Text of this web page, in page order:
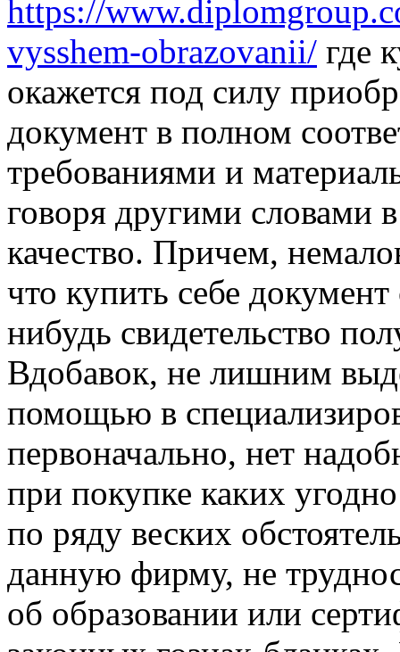
https://
vysshem-obrazovanii/ где
окажется под силу
документ в полном
требованиями и
говоря другими словами
качество. Причем,
что купить себе
нибудь свидетельство
Вдобавок, не лишним
помощью в
первоначально, нет
при покупке каких
по ряду веских
данную фирму, не
об образовании или